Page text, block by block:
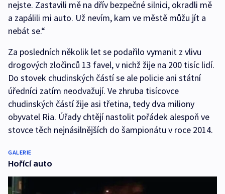
nejste. Zastavili mě na dřív bezpečné silnici, okradli mě
a zapálili mi auto. Už nevím, kam ve městě můžu jít a
nebát se.“
Za posledních několik let se podařilo vymanit z vlivu
drogových zločinců 13 favel, v nichž žije na 200 tisíc lidí.
Do stovek chudinských částí se ale policie ani státní
úředníci zatím neodvažují. Ve zhruba tisícovce
chudinských částí žije asi třetina, tedy dva miliony
obyvatel Ria. Úřady chtějí nastolit pořádek alespoň ve
stovce těch nejnásilnějších do šampionátu v roce 2014.
GALERIE
Hořící auto